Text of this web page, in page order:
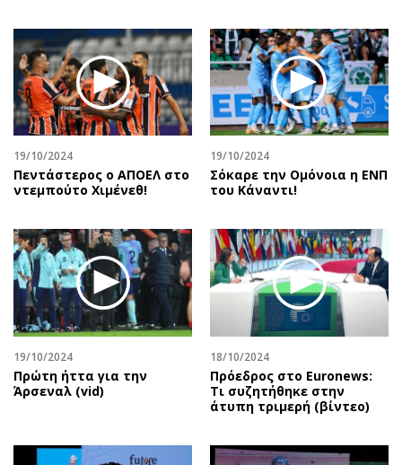
19/10/2024
Πεντάστερος ο ΑΠΟΕΛ στο
ντεμπούτο Χιμένεθ!
19/10/2024
Σόκαρε την Ομόνοια η ΕΝΠ
του Κάναντι!
19/10/2024
Πρώτη ήττα για την
Άρσεναλ (vid)
18/10/2024
Πρόεδρος στο Euronews:
Τι συζητήθηκε στην
άτυπη τριμερή (βίντεο)